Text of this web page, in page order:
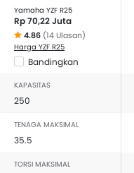
Yamaha YZF R25
Rp 70,22 Juta
4.86 (14 Ulasan)
Harga YZF R25
Bandingkan
KAPASITAS
250
TENAGA MAKSIMAL
35.5
TORSI MAKSIMAL